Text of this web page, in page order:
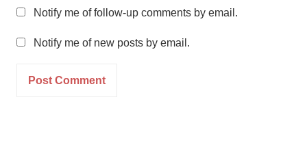
Notify me of follow-up comments by email.
Notify me of new posts by email.